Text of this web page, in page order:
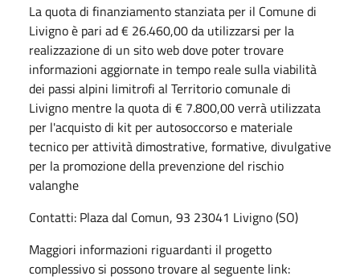
La quota di finanziamento stanziata per il Comune di
Livigno è pari ad € 26.460,00 da utilizzarsi per la
realizzazione di un sito web dove poter trovare
informazioni aggiornate in tempo reale sulla viabilità
dei passi alpini limitrofi al Territorio comunale di
Livigno mentre la quota di € 7.800,00 verrà utilizzata
per l'acquisto di kit per autosoccorso e materiale
tecnico per attività dimostrative, formative, divulgative
per la promozione della prevenzione del rischio
valanghe
Contatti: Plaza dal Comun, 93 23041 Livigno (SO)
Maggiori informazioni riguardanti il progetto
complessivo si possono trovare al seguente link: